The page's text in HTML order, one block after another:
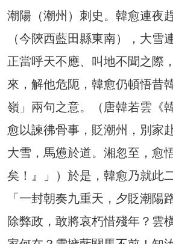
潮陽（潮州）刺史。韓愈連夜
（今陝西藍田縣東南），大雪
正當呼天不應、叫地不聞之際
來，解他危阨，韓愈仍頓悟昔
嶺」兩句之意。（唐韓若雲《
愈以諫彿骨事，貶潮州，別家
大雪，馬憊於道。湘忽至，愈
矣！』」）於是，韓愈乃就此
「一封朝奏九重天，夕貶潮陽
除弊政，敢將哀朽惜殘年？雲